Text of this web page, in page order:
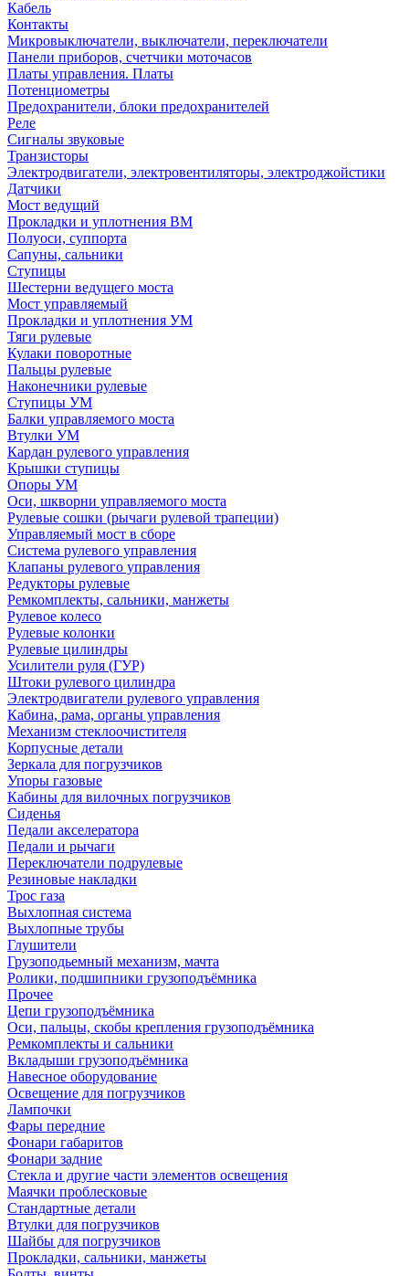
Кабель
Контакты
Микровыключатели, выключатели, переключатели
Панели приборов, счетчики моточасов
Платы управления. Платы
Потенциометры
Предохранители, блоки предохранителей
Реле
Сигналы звуковые
Транзисторы
Электродвигатели, электровентиляторы, электроджойстики
Датчики
Мост ведущий
Прокладки и уплотнения ВМ
Полуоси, суппорта
Сапуны, сальники
Ступицы
Шестерни ведущего моста
Мост управляемый
Прокладки и уплотнения УМ
Тяги рулевые
Кулаки поворотные
Пальцы рулевые
Наконечники рулевые
Ступицы УМ
Балки управляемого моста
Втулки УМ
Кардан рулевого управления
Крышки ступицы
Опоры УМ
Оси, шкворни управляемого моста
Рулевые сошки (рычаги рулевой трапеции)
Управляемый мост в сборе
Система рулевого управления
Клапаны рулевого управления
Редукторы рулевые
Ремкомплекты, сальники, манжеты
Рулевое колесо
Рулевые колонки
Рулевые цилиндры
Усилители руля (ГУР)
Штоки рулевого цилиндра
Электродвигатели рулевого управления
Кабина, рама, органы управления
Механизм стеклоочистителя
Корпусные детали
Зеркала для погрузчиков
Упоры газовые
Кабины для вилочных погрузчиков
Сиденья
Педали акселератора
Педали и рычаги
Переключатели подрулевые
Резиновые накладки
Трос газа
Выхлопная система
Выхлопные трубы
Глушители
Грузоподьемный механизм, мачта
Ролики, подшипники грузоподъёмника
Прочее
Цепи грузоподъёмника
Оси, пальцы, скобы крепления грузоподъёмника
Ремкомплекты и сальники
Вкладыши грузоподъёмника
Навесное оборудование
Освещение для погрузчиков
Лампочки
Фары передние
Фонари габаритов
Фонари задние
Стекла и другие части элементов освещения
Маячки проблесковые
Стандартные детали
Втулки для погрузчиков
Шайбы для погрузчиков
Прокладки, сальники, манжеты